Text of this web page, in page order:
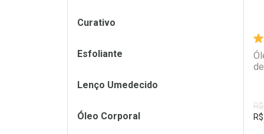
R$
Curativo
Esfoliante
Lenço Umedecido
Óleo Corporal